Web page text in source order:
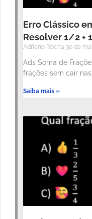
Erro Clássico
Resolver 1/2 +
Adriano Rocha 30 de
Ads Soma de
frações sem cair
Saiba mais »